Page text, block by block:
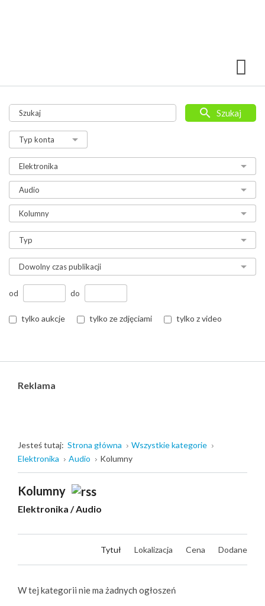
od do
tylko aukcje tylko ze zdjęciami tylko z video
Szukaj
Reklama
Jesteś tutaj: Strona główna
Wszystkie kategorie
Elektronika
Audio Kolumny
Kolumny
Elektronika /Audio
Tytuł Lokalizacja Cena Dodane
W tej kategorii nie ma żadnych ogłoszeń